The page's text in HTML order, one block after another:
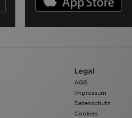
Legal
AGB
Impressum
Datenschutz
Cookies